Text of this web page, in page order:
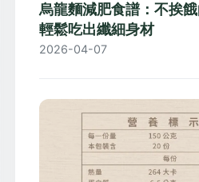
烏龍麵減肥食譜：不挨餓
輕鬆吃出纖細身材
2026-04-07